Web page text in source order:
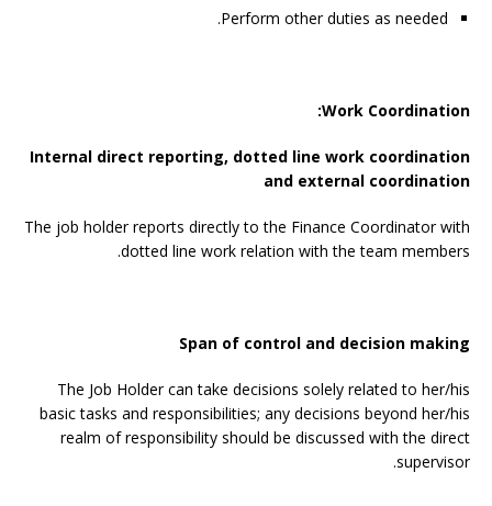
Perform other duties as needed.
Work Coordination:
Internal direct reporting, dotted line work coordination
and external coordination
The job holder reports directly to the Finance Coordinator with
dotted line work relation with the team members.
Span of control and decision making
The Job Holder can take decisions solely related to her/his
basic tasks and responsibilities; any decisions beyond her/his
realm of responsibility should be discussed with the direct
supervisor.